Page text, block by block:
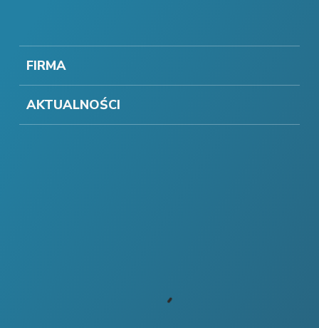
FIRMA
AKTUALNOŚCI